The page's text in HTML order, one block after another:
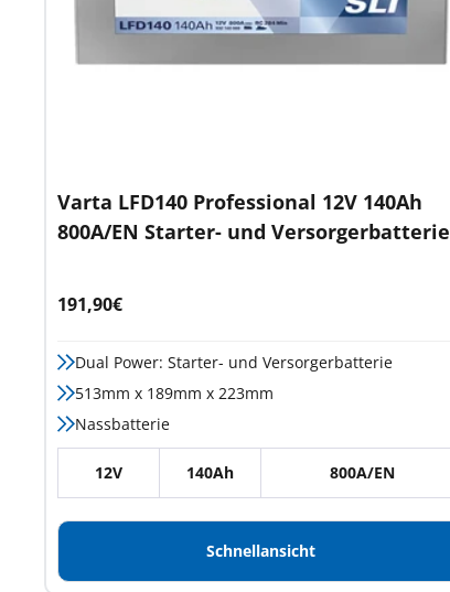
Varta LFD140 Professional 12V 140Ah
800A/EN Starter- und Versorgerbatterie
Angebotspreis
191,90€
Dual Power: Starter- und Versorgerbatterie
513mm x 189mm x 223mm
Nassbatterie
12V 140Ah 800A/EN
Schnellansicht